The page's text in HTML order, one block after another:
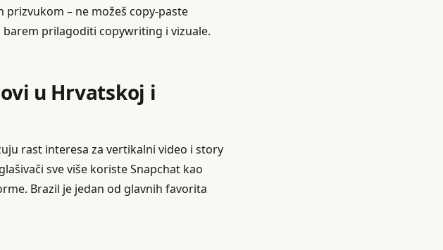
prizvukom – ne možeš copy-paste
prilagoditi copywriting i vizuale.
u Hrvatskoj i
rast interesa za vertikalni video i story
sve više koriste Snapchat kao
Brazil je jedan od glavnih favorita